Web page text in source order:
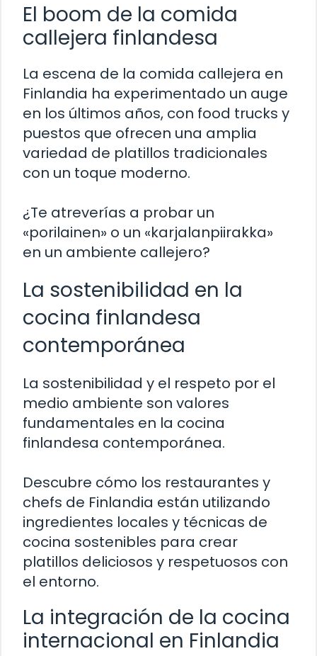
El boom de la comida
callejera finlandesa
La escena de la comida callejera en
Finlandia ha experimentado un auge
en los últimos años, con food trucks y
puestos que ofrecen una amplia
variedad de platillos tradicionales
con un toque moderno.
¿Te atreverías a probar un
«porilainen» o un «karjalanpiirakka»
en un ambiente callejero?
La sostenibilidad en la
cocina finlandesa
contemporánea
La sostenibilidad y el respeto por el
medio ambiente son valores
fundamentales en la cocina
finlandesa contemporánea.
Descubre cómo los restaurantes y
chefs de Finlandia están utilizando
ingredientes locales y técnicas de
cocina sostenibles para crear
platillos deliciosos y respetuosos con
el entorno.
La integración de la cocina
internacional en Finlandia